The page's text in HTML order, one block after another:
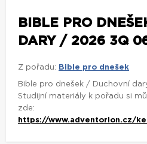
BIBLE PRO
DARY / 2026 3Q
Z pořadu: Bible pro dnešek
Bible pro dnešek / Duchovní
Studijní materiály k pořadu si
zde:
https://www.adventorion.cz/